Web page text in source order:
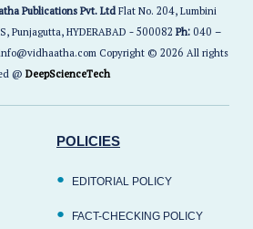
Publications Pvt. LtdFlat No. 204, Lumbini
Punjagutta, HYDERABAD - 500082Ph:040 –
Copyright © 2026 All rights
@DeepScienceTech
POLICIES
EDITORIAL POLICY
FACT-CHECKING POLICY